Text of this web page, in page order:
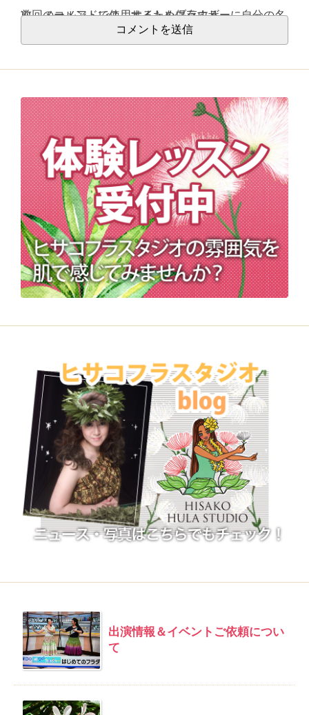
次回のコメントで使用するためブラウザーに自分の名前、メールアドレス、サイトを保存する。
出演情報＆イベントご依頼につい
て